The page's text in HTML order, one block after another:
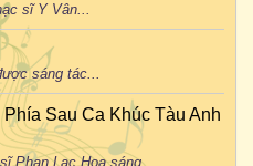
sĩ Y Vân...
sáng tác...
Sau Ca Khúc Tàu Anh
Phan Lạc Hoa sáng...